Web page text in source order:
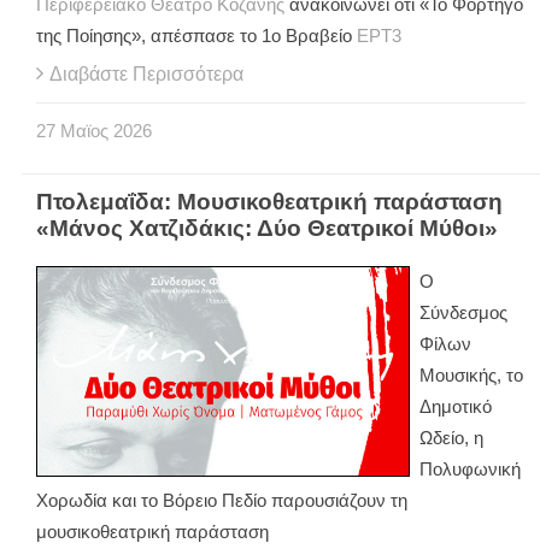
Περιφερειακό Θέατρο Κοζάνης ανακοινώνει ότι «Το Φορτηγό
της Ποίησης», απέσπασε το 1ο Βραβείο ΕΡΤ3
Διαβάστε Περισσότερα
27 Μαϊος 2026
Πτολεμαΐδα: Μουσικοθεατρική παράσταση
«Μάνος Χατζιδάκις: Δύο Θεατρικοί Μύθοι»
Ο
Σύνδεσμος
Φίλων
Μουσικής, το
Δημοτικό
Ωδείο, η
Πολυφωνική
Χορωδία και το Βόρειο Πεδίο παρουσιάζουν τη
μουσικοθεατρική παράσταση